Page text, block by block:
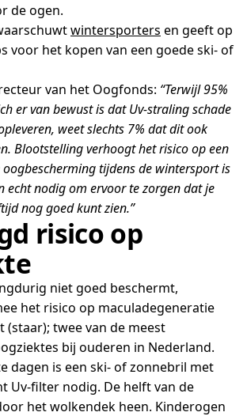
de ogen.
wintersporters en geeft op
voor het kopen van een goede ski- of
van het Oogfonds: “Terwijl 95%
er van bewust is dat Uv-straling schade
weet slechts 7% dat dit ook
Blootstelling verhoogt het risico op een
oogbescherming tijdens de wintersport is
echt nodig om ervoor te zorgen dat je
nog goed kunt zien.”
risico op
niet goed beschermt,
het risico op maculadegeneratie
(staar); twee van de meest
bij ouderen in Nederland.
dagen is een ski- of zonnebril met
Uv-filter nodig. De helft van de
het wolkendek heen. Kinderogen